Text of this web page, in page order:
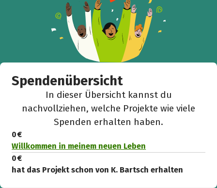
Spendenübersicht
In dieser Übersicht kannst du
nachvollziehen, welche Projekte wie viele
Spenden erhalten haben.
0 €
Willkommen in meinem neuen Leben
0 €
hat das Projekt schon von K. Bartsch erhalten